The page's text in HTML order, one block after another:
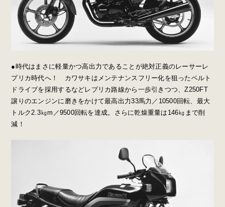
●時代はまさに軽量かつ高出力であることが絶対正義のレーサーレ
プリカ時代へ！ カワサキはメンテナンスフリー化を狙ったベルト
ドライブを採用するなどレプリカ路線から一歩引きつつ、Z250FT
譲りのエンジンに磨きをかけて最高出力33馬力／10500回転、最大
トルク2.3㎏m／9500回転を達成。さらに乾燥重量は146㎏まで削
減！